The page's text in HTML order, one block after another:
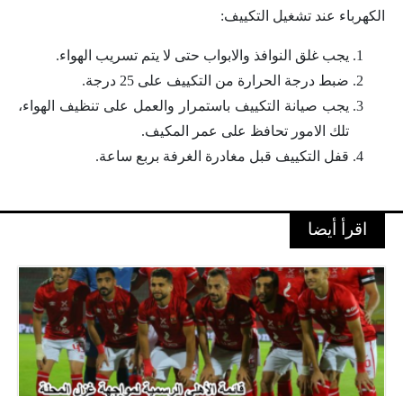
الكهرباء عند تشغيل التكييف:
يجب غلق النوافذ والابواب حتى لا يتم تسريب الهواء.
ضبط درجة الحرارة من التكييف على 25 درجة.
يجب صيانة التكييف باستمرار والعمل على تنظيف الهواء،
تلك الامور تحافظ على عمر المكيف.
قفل التكييف قبل مغادرة الغرفة بربع ساعة.
اقرأ أيضا